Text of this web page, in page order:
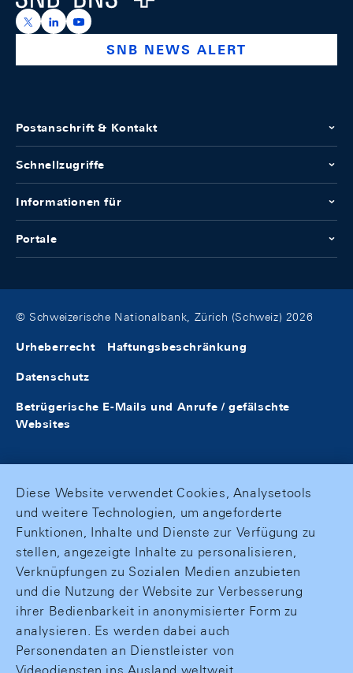
https://x.com/snb_bns
https://ch.linkedin.com/company/swiss-national-
https://www.youtube.com/@swissnationalbank
SNB NEWS ALERT
Postanschrift & Kontakt
Schnellzugriffe
Informationen für
Portale
© Schweizerische Nationalbank, Zürich (Schweiz) 2026
Urheberrecht Haftungsbeschränkung
Datenschutz
Betrügerische E-Mails und Anrufe / gefälschte
Websites
Diese Website verwendet Cookies, Analysetools
und weitere Technologien, um angeforderte
Funktionen, Inhalte und Dienste zur Verfügung zu
stellen, angezeigte Inhalte zu personalisieren,
Verknüpfungen zu Sozialen Medien anzubieten
und die Nutzung der Website zur Verbesserung
ihrer Bedienbarkeit in anonymisierter Form zu
analysieren. Es werden dabei auch
Personendaten an Dienstleister von